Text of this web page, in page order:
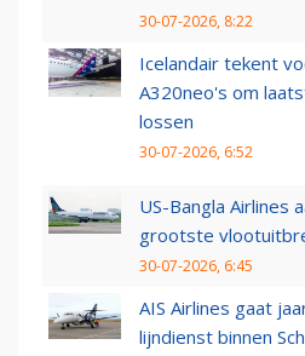
30-07-2026, 8:22
Icelandair tekent
A320neo's om
lossen
30-07-2026, 6:52
US-Bangla Airlines
grootste
30-07-2026, 6:45
AIS Airlines gaat
lijndienst binnen